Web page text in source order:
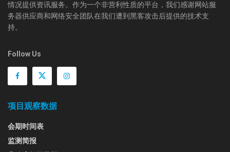
情况提供资讯服务。作为一个非营利性质的平台，我们感谢网站服
务器供应商和网络安全团队在我们遭到黑客攻击后提供的技术支
持。
Follow Us
项目观察数据
会期时间表
监测简报